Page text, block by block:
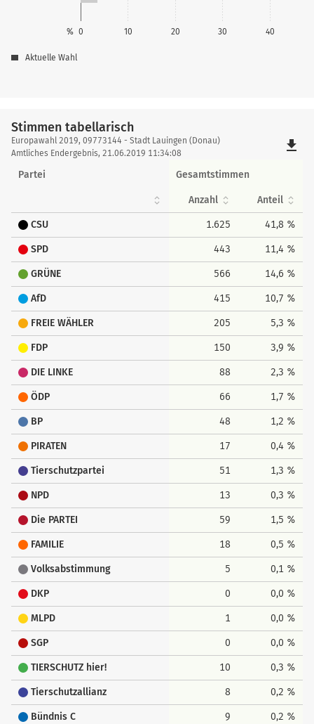
0 10 20 30 40
%
Aktuelle Wahl
Stimmen tabellarisch
Stimmen
tabellarisch
Europawahl 2019, 09773144 - Stadt Lauingen (Donau)
Amtliches Endergebnis, 21.06.2019 11:34:08
file_download
Partei Gesamtstimmen
Anzahl Anteil
CSU 1.625 41,8 %
SPD 443 11,4 %
GRÜNE 566 14,6 %
AfD 415 10,7 %
FREIE WÄHLER 205 5,3 %
FDP 150 3,9 %
DIE LINKE 88 2,3 %
ÖDP 66 1,7 %
BP 48 1,2 %
PIRATEN 17 0,4 %
Tierschutzpartei 51 1,3 %
NPD 13 0,3 %
Die PARTEI 59 1,5 %
FAMILIE 18 0,5 %
Volksabstimmung 5 0,1 %
DKP 0 0,0 %
MLPD 1 0,0 %
SGP 0 0,0 %
TIERSCHUTZ hier! 10 0,3 %
Tierschutzallianz 8 0,2 %
Bündnis C 9 0,2 %